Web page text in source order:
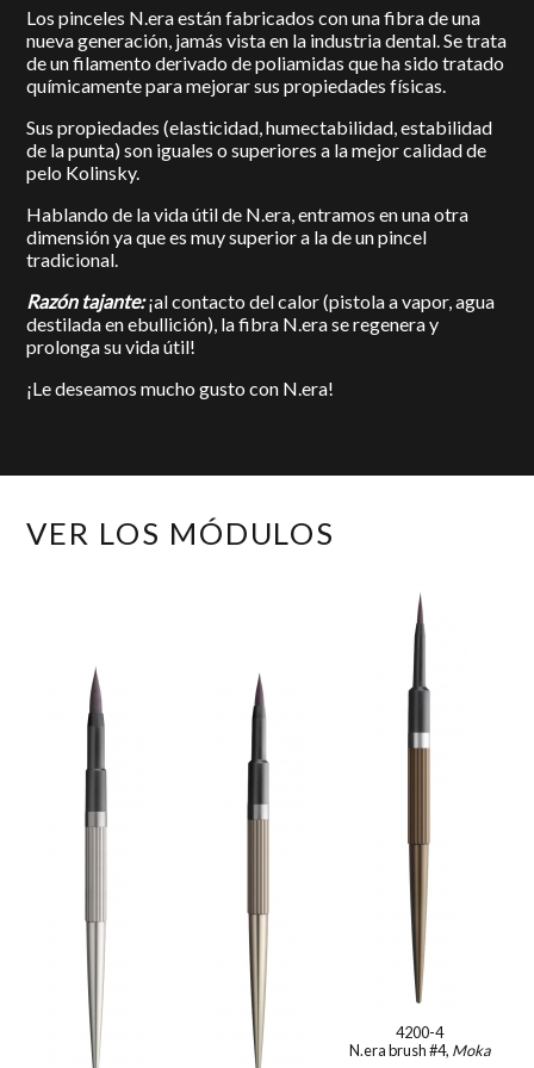
Los pinceles N.era están fabricados con una fibra de una
nueva generación, jamás vista en la industria dental. Se trata
de un filamento derivado de poliamidas que ha sido tratado
químicamente para mejorar sus propiedades físicas.
Sus propiedades (elasticidad, humectabilidad, estabilidad
de la punta) son iguales o superiores a la mejor calidad de
pelo Kolinsky.
Hablando de la vida útil de N.era, entramos en una otra
dimensión ya que es muy superior a la de un pincel
tradicional.
Razón tajante:¡al contacto del calor (pistola a vapor, agua
destilada en ebullición), la fibra N.era se regenera y
prolonga su vida útil!
¡Le deseamos mucho gusto con N.era!
VER LOS MÓDULOS
4200-4
N.era brush #4, Moka